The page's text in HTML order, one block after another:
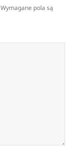
Wymagane pola są